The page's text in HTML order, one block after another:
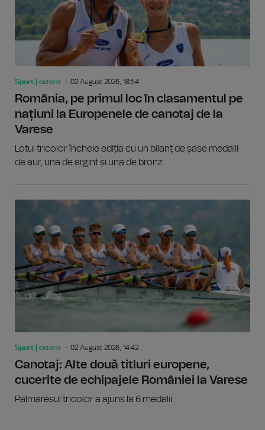
Sport | extern 02 August 2026, 18:54
România, pe primul loc în clasamentul pe
națiuni la Europenele de canotaj de la
Varese
Lotul tricolor încheie ediția cu un bilanț de șase medalii
de aur, una de argint și una de bronz.
Sport | extern 02 August 2026, 14:42
Canotaj: Alte două titluri europene,
cucerite de echipajele României la Varese
Palmaresul tricolor a ajuns la 6 medalii.